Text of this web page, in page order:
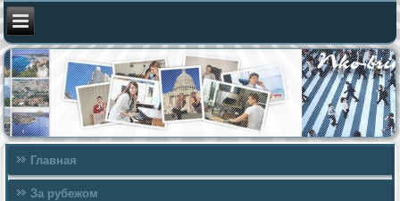
Главная
За рубежом